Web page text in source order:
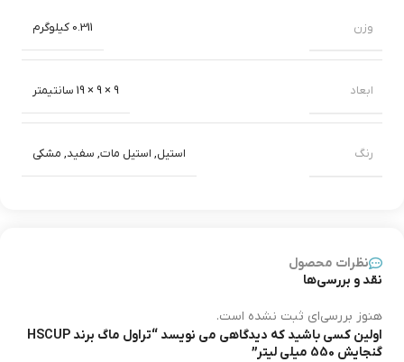
وزن 0.311 کیلوگرم
ابعاد 9 × 9 × 19 سانتیمتر
رنگ استیل, استیل مات, سفید, مشکی
نظرات محصول
نقد و بررسی‌ها
هنوز بررسی‌ای ثبت نشده است.
اولین کسی باشید که دیدگاهی می نویسد “تراول ماگ برند HSCUP
گنجایش 550 میلی لیتر”